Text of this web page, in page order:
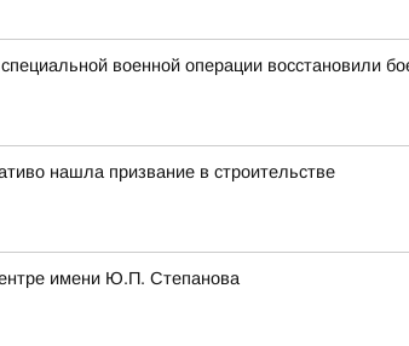
военной операции восстановили
нашла призвание в строительстве
имени Ю.П. Степанова